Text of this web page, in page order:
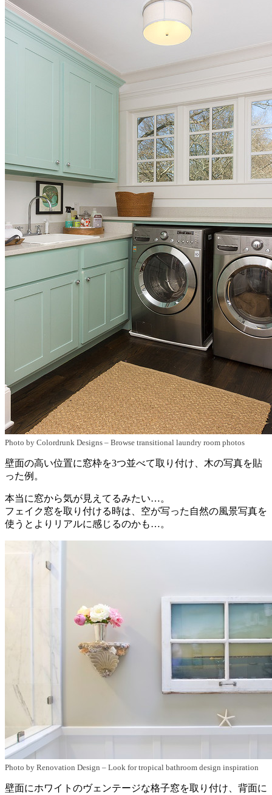
Photo by Colordrunk Designs – Browse transitional laundry room photos
壁面の高い位置に窓枠を3つ並べて取り付け、木の写真を貼
った例。
本当に窓から気が見えてるみたい…。
フェイク窓を取り付ける時は、空が写った自然の風景写真を
使うとよりリアルに感じるのかも…。
Photo by Renovation Design – Look for tropical bathroom design inspiration
壁面にホワイトのヴェンテージな格子窓を取り付け、背面に